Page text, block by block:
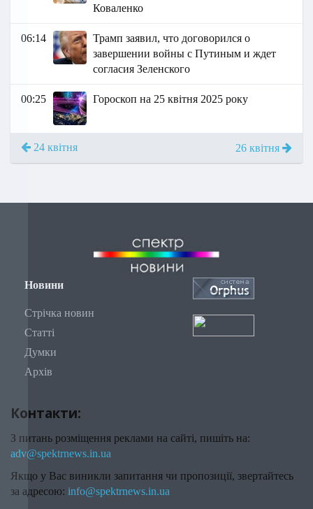
Коваленко
06:14
Трамп заявил, что договорился о
завершении войны с Путиным и ждет
согласия Зеленского
00:25 Гороскоп на 25 квітня 2025 року
24 квітня 26 квітня
Новини
Стрічка новин
Статті
Думки
Архів
Контакти:
З питань розміщення реклами на сайті, пишіть на:
adv@spektrnews.in.ua
Якщо у Вас виникли запитання чи пропозиції, звертайтесь
за адресою: info@spektrnews.in.ua